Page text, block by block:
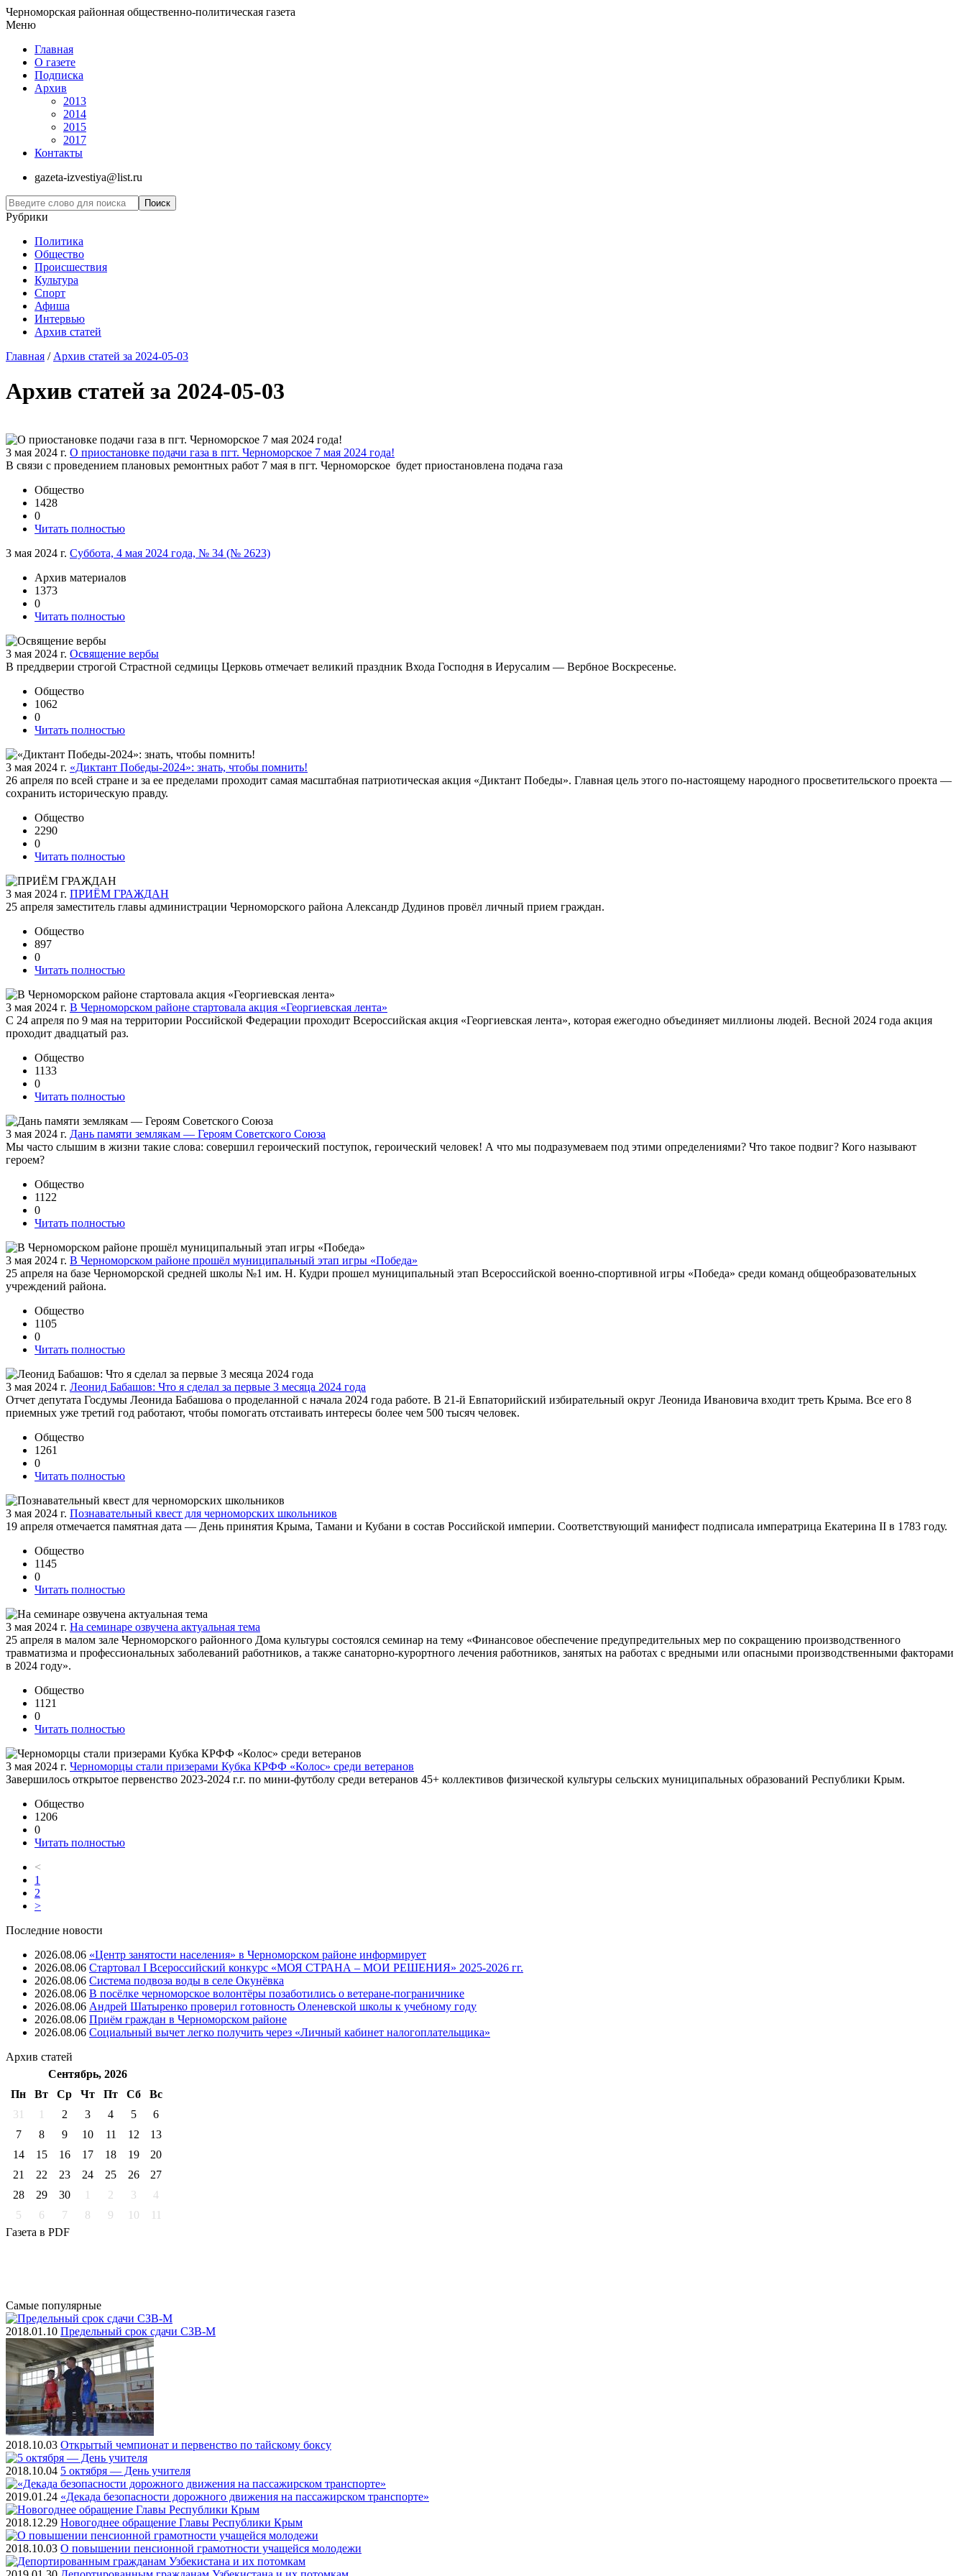
Черноморская районная общественно-политическая газета
Меню
Главная
О газете
Подписка
Архив
2013
2014
2015
2017
Контакты
gazeta-izvestiya@list.ru
Рубрики
Политика
Общество
Проиcшествия
Культура
Спорт
Афиша
Интервью
Архив статей
Главная / Архив статей за 2024-05-03
Архив статей за 2024-05-03
3 мая 2024 г. О приостановке подачи газа в пгт. Черноморское 7 мая 2024 года!
В связи с проведением плановых ремонтных работ 7 мая в пгт. Черноморское будет приостановлена подача газа
Общество
1428
0
Читать полностью
3 мая 2024 г. Суббота, 4 мая 2024 года, № 34 (№ 2623)
Архив материалов
1373
0
Читать полностью
3 мая 2024 г. Освящение вербы
В преддверии строгой Страстной седмицы Церковь отмечает великий праздник Входа Господня в Иерусалим — Вербное Воскресенье.
Общество
1062
0
Читать полностью
3 мая 2024 г. «Диктант Победы-2024»: знать, чтобы помнить!
26 апреля по всей стране и за ее пределами проходит самая масштабная патриотическая акция «Диктант Победы». Главная цель этого по-настоящему народного просветительского проекта —
сохранить историческую правду.
Общество
2290
0
Читать полностью
3 мая 2024 г. ПРИЁМ ГРАЖДАН
25 апреля заместитель главы администрации Черноморского района Александр Дудинов провёл личный прием граждан.
Общество
897
0
Читать полностью
3 мая 2024 г. В Черноморском районе стартовала акция «Георгиевская лента»
С 24 апреля по 9 мая на территории Российской Федерации проходит Всероссийская акция «Георгиевская лента», которая ежегодно объединяет миллионы людей. Весной 2024 года акция
проходит двадцатый раз.
Общество
1133
0
Читать полностью
3 мая 2024 г. Дань памяти землякам — Героям Советского Союза
Мы часто слышим в жизни такие слова: совершил героический поступок, героический человек! А что мы подразумеваем под этими определениями? Что такое подвиг? Кого называют
героем?
Общество
1122
0
Читать полностью
3 мая 2024 г. В Черноморском районе прошёл муниципальный этап игры «Победа»
25 апреля на базе Черноморской средней школы №1 им. Н. Кудри прошел муниципальный этап Всероссийской военно-спортивной игры «Победа» среди команд общеобразовательных
учреждений района.
Общество
1105
0
Читать полностью
3 мая 2024 г. Леонид Бабашов: Что я сделал за первые 3 месяца 2024 года
Отчет депутата Госдумы Леонида Бабашова о проделанной с начала 2024 года работе. В 21-й Евпаторийский избирательный округ Леонида Ивановича входит треть Крыма. Все его 8
приемных уже третий год работают, чтобы помогать отстаивать интересы более чем 500 тысяч человек.
Общество
1261
0
Читать полностью
3 мая 2024 г. Познавательный квест для черноморских школьников
19 апреля отмечается памятная дата — День принятия Крыма, Тамани и Кубани в состав Российской империи. Соответствующий манифест подписала императрица Екатерина II в 1783 году.
Общество
1145
0
Читать полностью
3 мая 2024 г. На семинаре озвучена актуальная тема
25 апреля в малом зале Черноморского районного Дома культуры состоялся семинар на тему «Финансовое обеспечение предупредительных мер по сокращению производственного
травматизма и профессиональных заболеваний работников, а также санаторно-курортного лечения работников, занятых на работах с вредными или опасными производственными факторами
в 2024 году».
Общество
1121
0
Читать полностью
3 мая 2024 г. Черноморцы стали призерами Кубка КРФФ «Колос» среди ветеранов
Завершилось открытое первенство 2023-2024 г.г. по мини-футболу среди ветеранов 45+ коллективов физической культуры сельских муниципальных образований Республики Крым.
Общество
1206
0
Читать полностью
<
1
2
>
Последние новости
2026.08.06 «Центр занятости населения» в Черноморском районе информирует
2026.08.06 Стартовал I Всероссийский конкурс «МОЯ СТРАНА – МОИ РЕШЕНИЯ» 2025-2026 гг.
2026.08.06 Система подвоза воды в селе Окунёвка
2026.08.06 В посёлке черноморское волонтёры позаботились о ветеране-пограничнике
2026.08.06 Андрей Шатыренко проверил готовность Оленевской школы к учебному году
2026.08.06 Приём граждан в Черноморском районе
2026.08.06 Социальный вычет легко получить через «Личный кабинет налогоплательщика»
Архив статей
Сентябрь, 2026
Пн
Вт Ср Чт Пт Cб
Вс
31
1 2 3 4 5
6
7
8 9 10 11 12
13
14
15 16 17 18 19
20
21
22 23 24 25 26
27
28
29 30 1 2 3
4
5
6 7 8 9 10
11
Газета в PDF
Самые популярные
2018.01.10 Предельный срок сдачи СЗВ-М
2018.10.03 Открытый чемпионат и первенство по тайскому боксу
2018.10.04 5 октября — День учителя
2019.01.24 «Декада безопасности дорожного движения на пассажирском транспорте»
2018.12.29 Новогоднее обращение Главы Республики Крым
2018.10.03 О повышении пенсионной грамотности учащейся молодежи